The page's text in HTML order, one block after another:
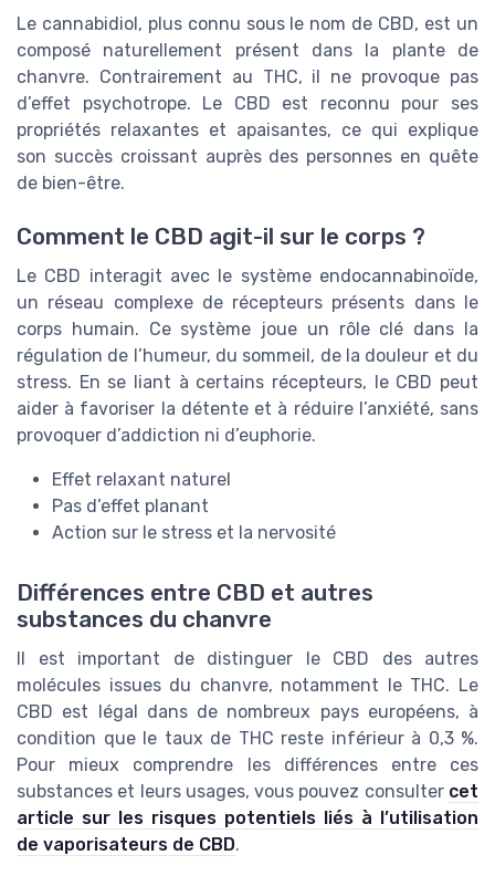
Le cannabidiol, plus connu sous le nom de CBD, est un
composé naturellement présent dans la plante de
chanvre. Contrairement au THC, il ne provoque pas
d’effet psychotrope. Le CBD est reconnu pour ses
propriétés relaxantes et apaisantes, ce qui explique
son succès croissant auprès des personnes en quête
de bien-être.
Comment le CBD agit-il sur le corps ?
Le CBD interagit avec le système endocannabinoïde,
un réseau complexe de récepteurs présents dans le
corps humain. Ce système joue un rôle clé dans la
régulation de l’humeur, du sommeil, de la douleur et du
stress. En se liant à certains récepteurs, le CBD peut
aider à favoriser la détente et à réduire l’anxiété, sans
provoquer d’addiction ni d’euphorie.
Effet relaxant naturel
Pas d’effet planant
Action sur le stress et la nervosité
Différences entre CBD et autres
substances du chanvre
Il est important de distinguer le CBD des autres
molécules issues du chanvre, notamment le THC. Le
CBD est légal dans de nombreux pays européens, à
condition que le taux de THC reste inférieur à 0,3 %.
Pour mieux comprendre les différences entre ces
substances et leurs usages, vous pouvez consulter cet
article sur les risques potentiels liés à l’utilisation
de vaporisateurs de CBD.